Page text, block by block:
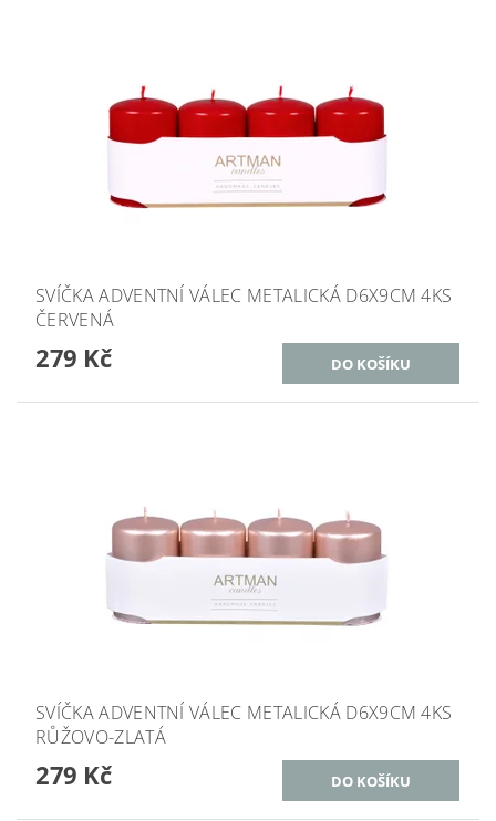
SVÍČKA ADVENTNÍ VÁLEC METALICKÁ D6X9CM 4KS
ČERVENÁ
279 Kč
SVÍČKA ADVENTNÍ VÁLEC METALICKÁ D6X9CM 4KS
RŮŽOVO-ZLATÁ
279 Kč